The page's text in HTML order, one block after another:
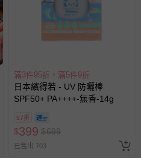
滿3件95折，滿5件9折
日本繽得若 - UV 防曬棒
SPF50+ PA++++-無香-14g
57折
$399 $699
已售出 703